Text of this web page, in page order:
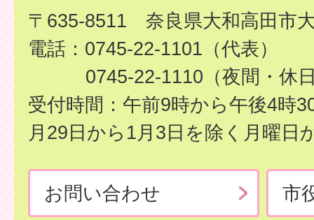
〒635-8511 奈良県大和高田市
電話：0745-22-1101（代表）
0745-22-1110（夜間・休
受付時間：午前9時から午後4時
月29日から1月3日を除く月曜日
お問い合わせ 市